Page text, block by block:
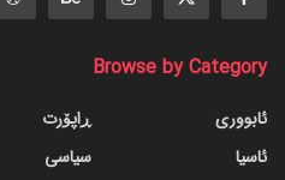
Browse by Category
ئابووری
ئاسیا
ڕاپۆرت
سیاسی